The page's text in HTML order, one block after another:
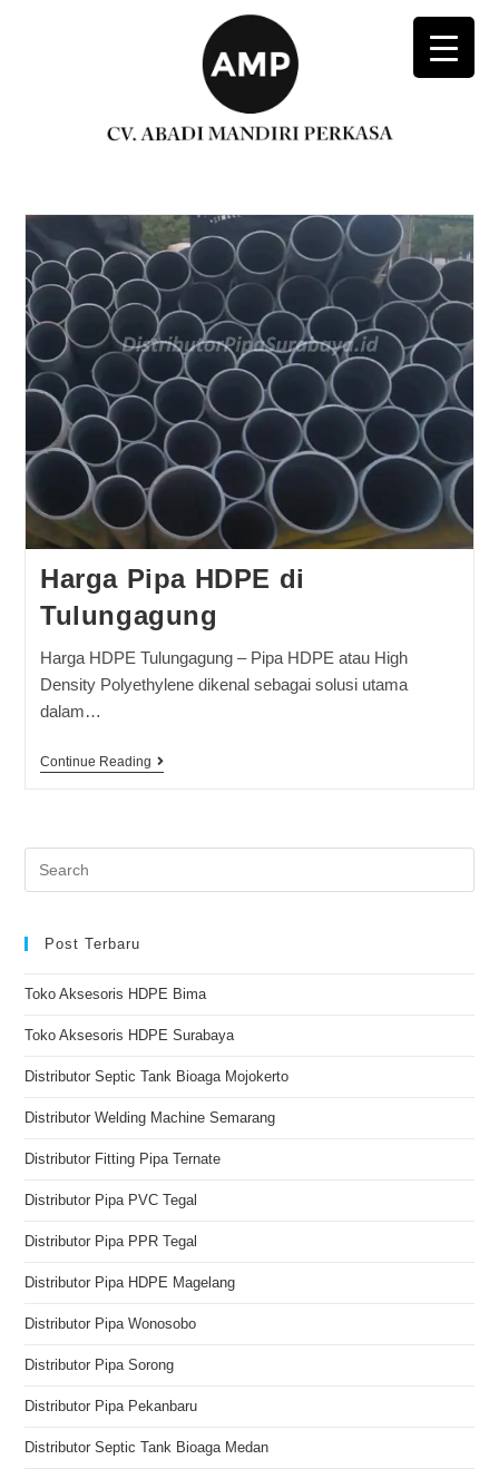
Harga Pipa HDPE di
Tulungagung
Harga HDPE Tulungagung – Pipa HDPE atau High
Density Polyethylene dikenal sebagai solusi utama
dalam…
Continue Reading
Post Terbaru
Toko Aksesoris HDPE Bima
Toko Aksesoris HDPE Surabaya
Distributor Septic Tank Bioaga Mojokerto
Distributor Welding Machine Semarang
Distributor Fitting Pipa Ternate
Distributor Pipa PVC Tegal
Distributor Pipa PPR Tegal
Distributor Pipa HDPE Magelang
Distributor Pipa Wonosobo
Distributor Pipa Sorong
Distributor Pipa Pekanbaru
Distributor Septic Tank Bioaga Medan